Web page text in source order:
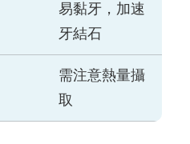
易黏牙，加速
牙結石
需注意熱量攝
取